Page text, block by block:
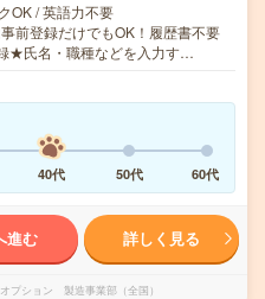
OK / 英語力不要
前登録だけでもOK！履歴書不要
★氏名・職種などを入力す…
40代 50代 60代
進む 詳しく見る
プション 製造事業部（全国）